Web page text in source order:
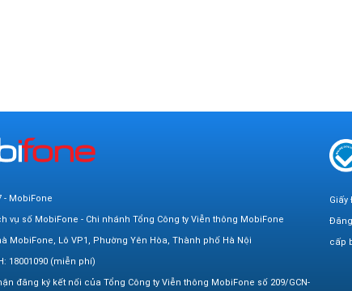
- MobiFone
vụ số MobiFone - Chi nhánh Tổng Công ty Viễn thông MobiFone
MobiFone, Lô VP1, Phường Yên Hòa, Thành phố Hà Nội
18001090 (miễn phí)
đăng ký kết nối của Tổng Công ty Viễn thông MobiFone số 209/GCN-
Giấy
cấp